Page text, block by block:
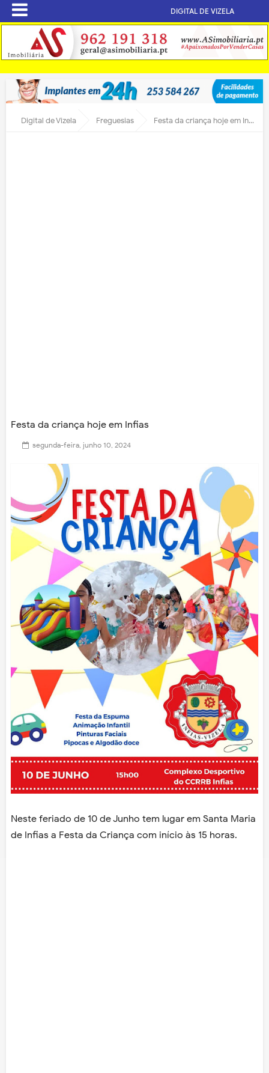
DIGITAL DE VIZELA
Digital de Vizela Freguesias Festa da criança hoje em Infias
Festa da criança hoje em Infias
segunda-feira, junho 10, 2024
Neste feriado de 10 de Junho tem lugar em Santa Maria
de Infias a Festa da Criança com início às 15 horas.